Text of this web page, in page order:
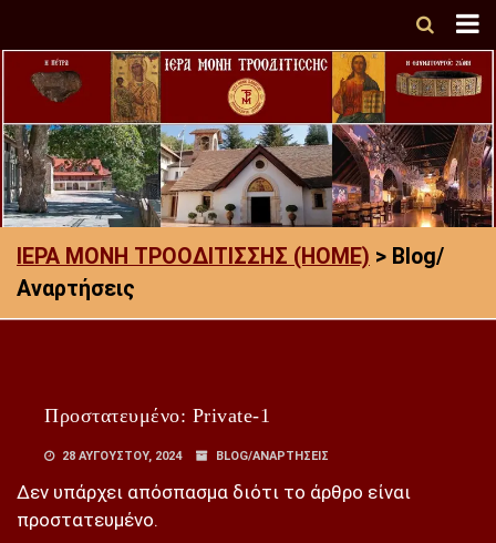
ΙΕΡΑ ΜΟΝΗ ΤΡΟΟΔΙΤΙΣΣΗΣ (HOME) > Blog/
Αναρτήσεις
Πρoστατευμένο: Private-1
28 ΑΥΓΟΎΣΤΟΥ, 2024 BLOG/ΑΝΑΡΤΉΣΕΙΣ
Δεν υπάρχει απόσπασμα διότι το άρθρο είναι
προστατευμένο.